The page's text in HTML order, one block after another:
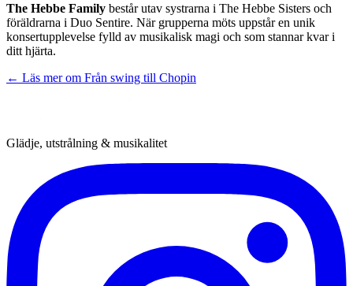
The Hebbe Family består utav systrarna i The Hebbe Sisters och
föräldrarna i Duo Sentire. När grupperna möts uppstår en unik
konsertupplevelse fylld av musikalisk magi och som stannar kvar i
ditt hjärta.
← Läs mer om Från swing till Chopin
Glädje, utstrålning & musikalitet